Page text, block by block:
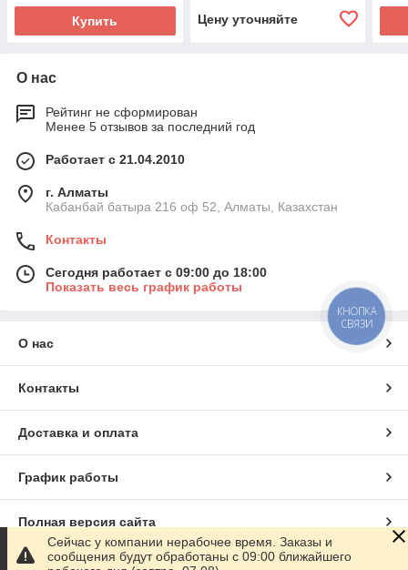
Купить Цену уточняйте
О нас
Рейтинг не сформирован
Менее 5 отзывов за последний год
Работает с 21.04.2010
г. Алматы
Кабанбай батыра 216 оф 52, Алматы, Казахстан
Контакты
Сегодня работает с 09:00 до 18:00
Показать весь график работы
О нас
Контакты
Доставка и оплата
График работы
Полная версия сайта
Сайт создан на маркетплейсеSatu.kz
Сейчас у компании нерабочее время. Заказы и
сообщения будут обработаны с 09:00 ближайшего
КНОПКА
СВЯЗИ